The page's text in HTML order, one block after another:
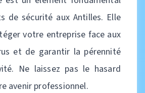
de sécurité aux Antilles. Elle
votre entreprise face aux
et de garantir la pérennité
Ne laissez pas le hasard
avenir professionnel.